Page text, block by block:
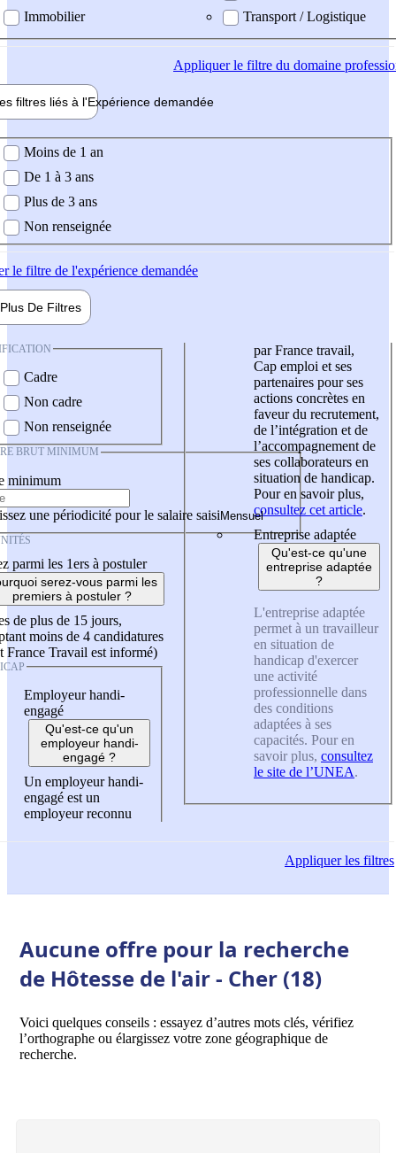
Immobilier
Transport / Logistique
Appliquerle filtre du domaine
filtres liés à l'Expérience demandée
demandée
Moins de 1 an
De 1 à 3 ans
Plus de 3 ans
Non renseignée
le filtre de l'expérience demandée
Plus De Filtres
Cadre
Non cadre
Non renseignée
BRUT MINIMUM
minimum
une périodicité pour le salaire saisi
parmi les 1ers à postuler
serez-vous parmi les
premiers à postuler ?
de plus de 15 jours,
moins de 4 candidatures
France Travail est informé)
Employeur handi-
engagé
Qu'est-ce qu'un
employeur handi-
engagé ?
Un employeur handi-
engagé est un
employeur reconnu
par France travail,
Cap emploi et ses
partenaires pour ses
actions concrètes en
faveur du recrutement,
de l’intégration et de
l’accompagnement de
ses collaborateurs en
situation de handicap.
Pour en savoir plus,
consultez cet article.
Entreprise adaptée
Qu'est-ce qu'une
entreprise adaptée
?
L'entreprise adaptée
permet à un travailleur
en situation de
handicap d'exercer
une activité
professionnelle dans
des conditions
adaptées à ses
capacités. Pour en
savoir plus, consultez
le site de l’UNEA.
Appliquerles filtres
Aucune offre pour la recherche
de Hôtesse de l'air - Cher (18)
Voici quelques conseils : essayez d’autres mots clés, vérifiez
l’orthographe ou élargissez votre zone géographique de
recherche.